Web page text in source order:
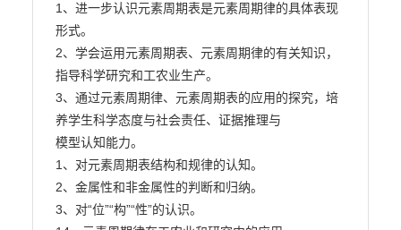
1、进一步认识元素周期表是元素周期律的具体表现
形式。
2、学会运用元素周期表、元素周期律的有关知识，
指导科学研究和工农业生产。
3、通过元素周期律、元素周期表的应用的探究，培
养学生科学态度与社会责任、证据推理与
模型认知能力。
1、对元素周期表结构和规律的认知。
2、金属性和非金属性的判断和归纳。
3、对“位”“构”“性”的认识。